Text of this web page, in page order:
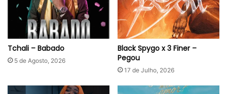
Tchali – Babado
5 de Agosto, 2026
Black Spygo x 3 Finer –
Pegou
17 de Julho, 2026